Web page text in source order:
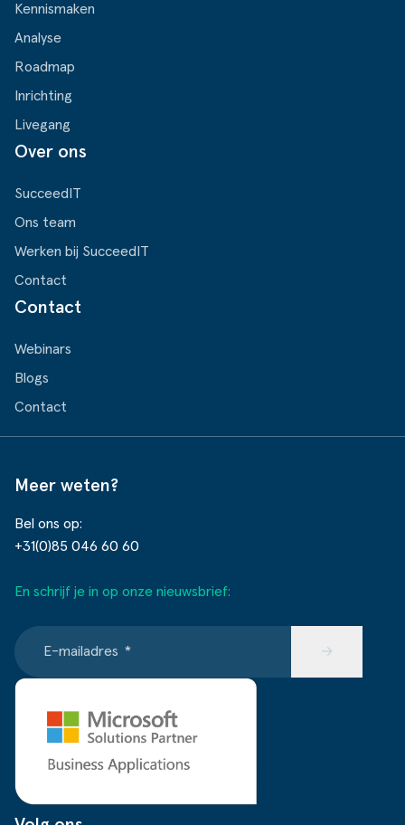
Kennismaken
Analyse
Roadmap
Inrichting
Livegang
Over ons
SucceedIT
Ons team
Werken bij SucceedIT
Contact
Contact
Webinars
Blogs
Contact
Meer weten?
Bel ons op:
+31(0)85 046 60 60
En schrijf je in op onze nieuwsbrief:
E-mailadres * →